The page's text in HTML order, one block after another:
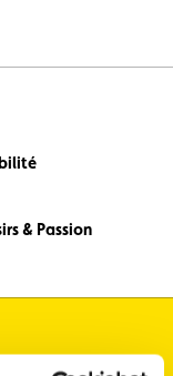
& Passion